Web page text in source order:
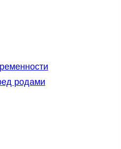
родами